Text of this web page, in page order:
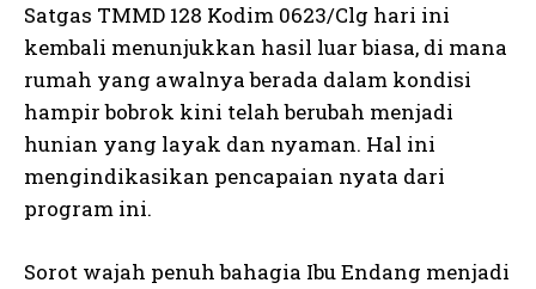
Satgas TMMD 128 Kodim 0623/Clg hari ini
kembali menunjukkan hasil luar biasa, di mana
rumah yang awalnya berada dalam kondisi
hampir bobrok kini telah berubah menjadi
hunian yang layak dan nyaman. Hal ini
mengindikasikan pencapaian nyata dari
program ini.
Sorot wajah penuh bahagia Ibu Endang menjadi